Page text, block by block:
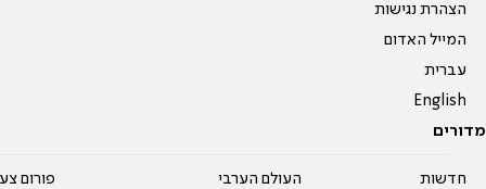
הצהרת נגישות
המייל האדום
עברית
English
מדורים
חדשות
העולם הערבי
פורום